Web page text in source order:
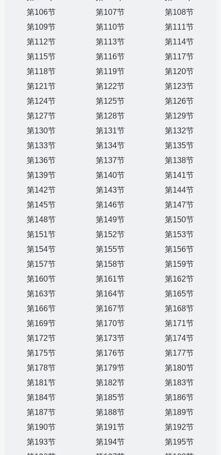
第106节
第107节
第108节
第109节
第110节
第111节
第112节
第113节
第114节
第115节
第116节
第117节
第118节
第119节
第120节
第121节
第122节
第123节
第124节
第125节
第126节
第127节
第128节
第129节
第130节
第131节
第132节
第133节
第134节
第135节
第136节
第137节
第138节
第139节
第140节
第141节
第142节
第143节
第144节
第145节
第146节
第147节
第148节
第149节
第150节
第151节
第152节
第153节
第154节
第155节
第156节
第157节
第158节
第159节
第160节
第161节
第162节
第163节
第164节
第165节
第166节
第167节
第168节
第169节
第170节
第171节
第172节
第173节
第174节
第175节
第176节
第177节
第178节
第179节
第180节
第181节
第182节
第183节
第184节
第185节
第186节
第187节
第188节
第189节
第190节
第191节
第192节
第193节
第194节
第195节